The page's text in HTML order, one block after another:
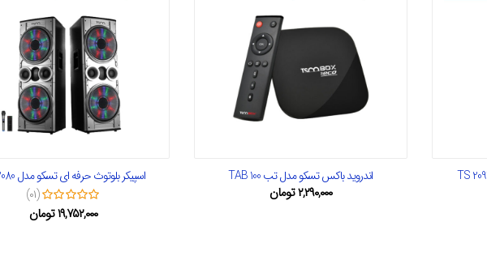
اندروید باکس تسکو مدل تب TAB 100
۲,۲۹۰,۰۰۰تومان
اسپیکر بلوتوث حرفه ای تسکو مدل TS 2080
(۰۱)
۱۹,۷۵۲,۰۰۰تومان